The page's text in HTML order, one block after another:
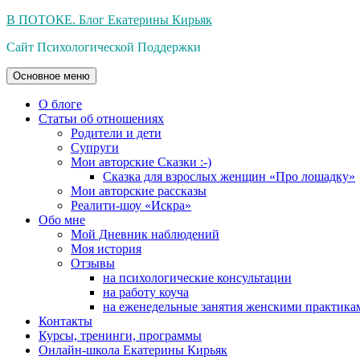
Перейти
содержимому
В ПОТОКЕ. Блог Екатерины Кирьяк
Сайт Психологической Поддержки
Основное меню
О блоге
Статьи об отношениях
Родители и дети
Супруги
Мои авторские Сказки :-)
Сказка для взрослых женщин «Про лошадку»
Мои авторские рассказы
Реалити-шоу «Искра»
Обо мне
Мой Дневник наблюдений
Моя история
Отзывы
на психологические консультации
на работу коуча
на еженедельные занятия женскими
Контакты
Курсы, тренинги, программы
Онлайн-школа Екатерины Кирьяк